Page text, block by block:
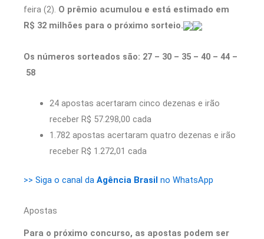
feira (2). O prêmio acumulou e está estimado em
R$ 32 milhões para o próximo sorteio.
Os números sorteados são: 27 – 30 – 35 – 40 – 44 –
58
24 apostas acertaram cinco dezenas e irão
receber R$ 57.298,00 cada
1.782 apostas acertaram quatro dezenas e irão
receber R$ 1.272,01 cada
>> Siga o canal da Agência Brasil no WhatsApp
Apostas
Para o próximo concurso, as apostas podem ser